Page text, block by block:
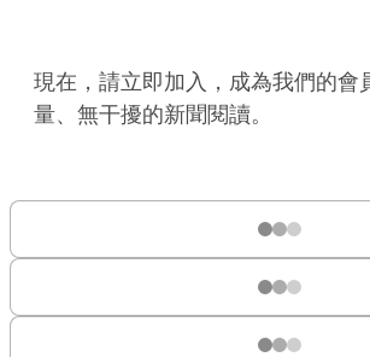
現在，請立即加入，成為我們的會
量、無干擾的新聞閱讀。